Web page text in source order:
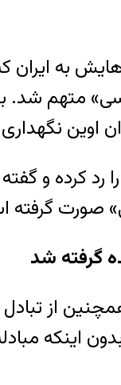
اوین
رد کرده و
صورت گرفته
گرفته شد
از
اینکه